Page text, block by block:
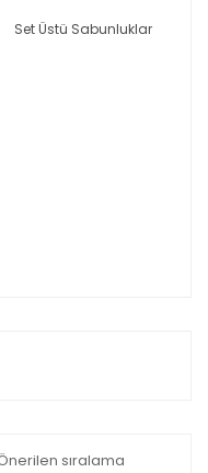
Set Üstü Sabunluklar